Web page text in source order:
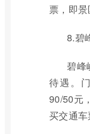
票，即景
8.碧
碧峰
待遇。
90/50元
买交通车